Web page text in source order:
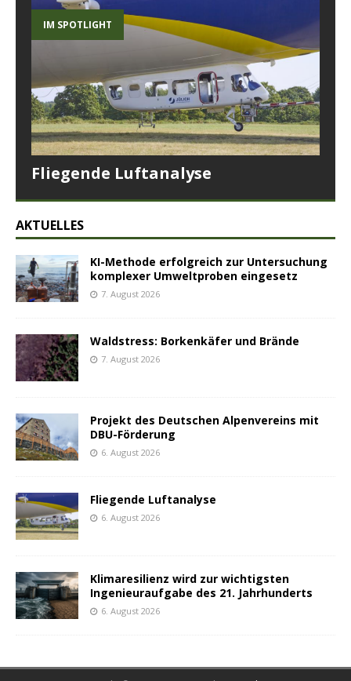
IM SPOTLIGHT
Fliegende Luftanalyse
AKTUELLES
KI-Methode erfolgreich zur Untersuchung
komplexer Umweltproben eingesetz
7. August 2026
Waldstress: Borkenkäfer und Brände
7. August 2026
Projekt des Deutschen Alpenvereins mit
DBU-Förderung
6. August 2026
Fliegende Luftanalyse
6. August 2026
Klimaresilienz wird zur wichtigsten
Ingenieuraufgabe des 21. Jahrhunderts
6. August 2026